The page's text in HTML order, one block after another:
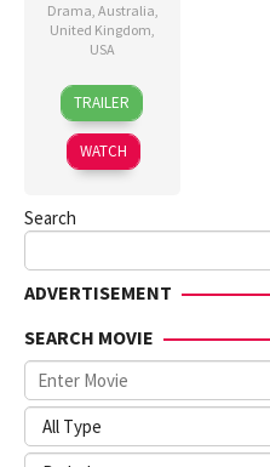
Drama, Australia,
United Kingdom,
USA
24
Nov
2016
Garth
Davis
Guy
Strachan
TRAILER
WATCH
Search
ADVERTISEMENT
SEARCH MOVIE